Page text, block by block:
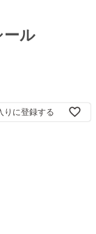
ール
りに登録する